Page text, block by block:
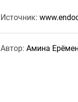
Источник:
Автор: Амина